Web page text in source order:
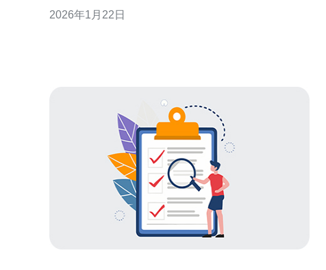
策。 在选择日本云服务器时，你需要考虑多个因素，
2026年1月22日